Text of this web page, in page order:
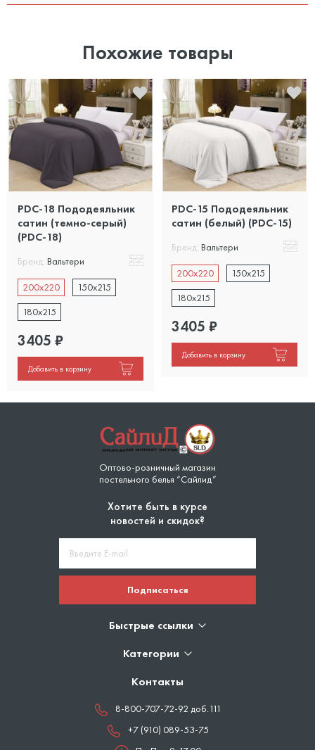
Похожие товары
PDC-18 Пододеяльник
сатин (темно-серый)
(PDC-18)
Бренд: Вальтери
200x220
150x215
180x215
3405 ₽
Добавить в корзину
PDC-15 Пододеяльник
сатин (белый) (PDC-15)
Бренд: Вальтери
200x220
150x215
180x215
3405 ₽
Добавить в корзину
Оптово-розничный магазин
постельного белья “Сайлид”
Хотите быть в курсе
новостей и скидок?
Подписаться
Быстрые ссылки
Категории
Контакты
8-800-707-72-92 доб.111
+7 (910) 089-53-75